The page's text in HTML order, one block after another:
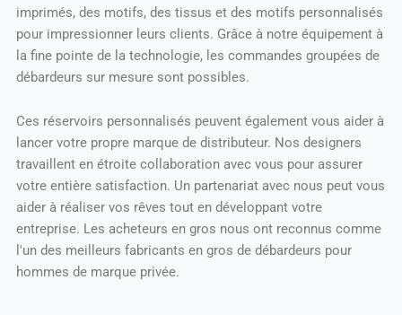
imprimés, des motifs, des tissus et des motifs personnalisés
pour impressionner leurs clients. Grâce à notre équipement à
la fine pointe de la technologie, les commandes groupées de
débardeurs sur mesure sont possibles.
Ces réservoirs personnalisés peuvent également vous aider à
lancer votre propre marque de distributeur. Nos designers
travaillent en étroite collaboration avec vous pour assurer
votre entière satisfaction. Un partenariat avec nous peut vous
aider à réaliser vos rêves tout en développant votre
entreprise. Les acheteurs en gros nous ont reconnus comme
l'un des meilleurs fabricants en gros de débardeurs pour
hommes de marque privée.